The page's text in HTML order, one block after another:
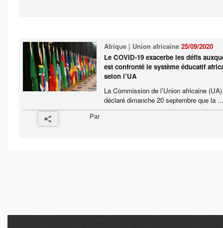
Afrique | Union africaine25/09/2020
Le COVID-19 exacerbe les défis
est confronté le système éducatif
selon l’UA
La Commission de l’Union africaine
déclaré dimanche 20 septembre que la
Par